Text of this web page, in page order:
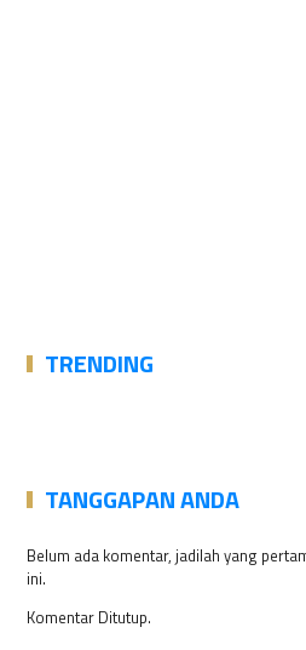
TRENDING
TANGGAPAN ANDA
Belum ada komentar, jadilah yang
ini.
Komentar Ditutup.